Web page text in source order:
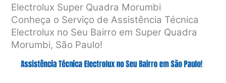
Electrolux Super Quadra Morumbi
Conheça o Serviço de Assistência Técnica
Electrolux no Seu Bairro em Super Quadra
Morumbi, São Paulo!